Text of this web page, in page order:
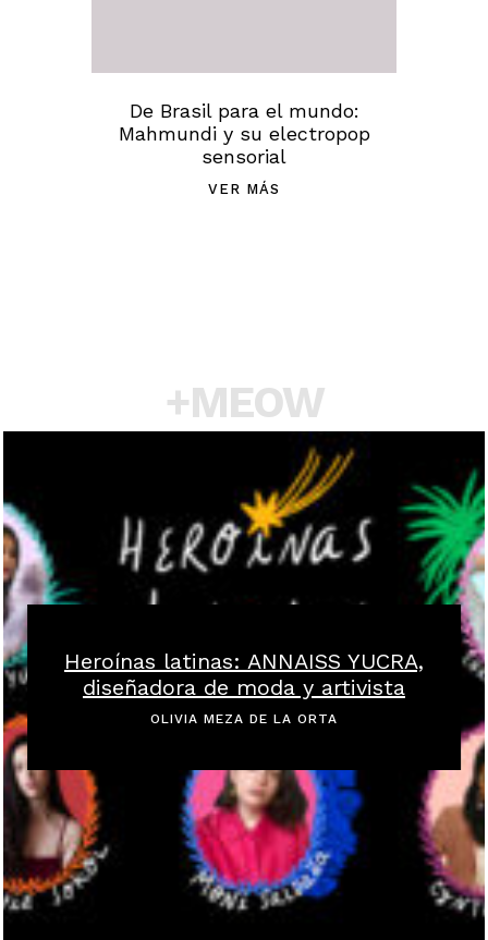
De Brasil para el mundo:
Mahmundi y su electropop
sensorial
VER MÁS
+MEOW
Heroínas latinas: ANNAISS YUCRA,
diseñadora de moda y artivista
OLIVIA MEZA DE LA ORTA